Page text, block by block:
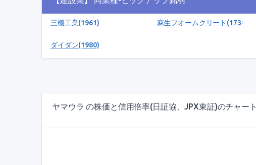
三機工業(1961) 麻生フオームクリート(1730)
ダイダン(1980)
ヤマウラ の株価と信用倍率(日証協、JPX東証)のチャート